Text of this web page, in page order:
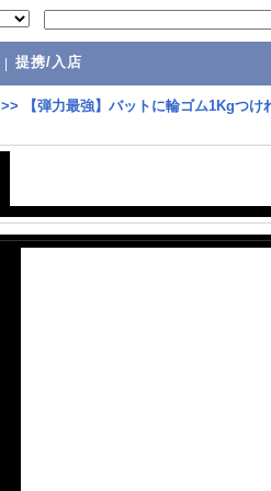
提携/入店
>>
【弾力最強】バットに輪ゴム1Kgつ